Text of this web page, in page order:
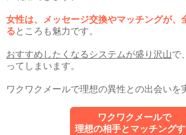
女性は、メッセージ交換やマッチングが、
るところも魅力です。
おすすめしたくなるシステムが盛り沢山で
ってしまいます。
ワクワクメールで理想の異性との出会いを
ワクワクメールで
理想の相手とマッチング